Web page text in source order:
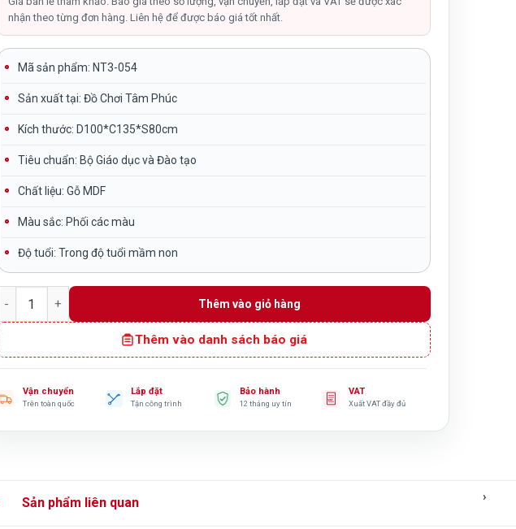
3,250,000₫.
là:
2,500,000₫.
nhận theo từng đơn hàng. Liên hệ để được báo giá tốt nhất.
Mã sản phẩm: NT3-054
Sản xuất tại: Đồ Chơi Tâm Phúc
Kích thước: D100*C135*S80cm
Tiêu chuẩn: Bộ Giáo dục và Đào tạo
Chất liệu: Gỗ MDF
Màu sắc: Phối các màu
Độ tuổi: Trong độ tuổi mầm non
Kệ Bưu Điện để đồ cho bé mầm non gỗ MDF NT3-054 số lượng
Thêm vào giỏ hàng
Thêm vào danh sách báo giá
Vận chuyển
Trên toàn quốc
Lắp đặt
Tận công trình
Bảo hành
12 tháng uy tín
VAT
Xuất VAT đầy đủ
Sản phẩm liên quan ›